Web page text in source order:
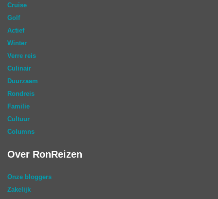
Cruise
Golf
Actief
Winter
Verre reis
Culinair
Duurzaam
Rondreis
Familie
Cultuur
Columns
Over RonReizen
Onze bloggers
Zakelijk